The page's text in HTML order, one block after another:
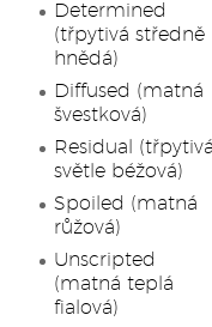
Determined
(třpytivá středně
hnědá)
Diffused (matná
švestková)
Residual (třpytivá
světle béžová)
Spoiled (matná
růžová)
Unscripted
(matná teplá
fialová)